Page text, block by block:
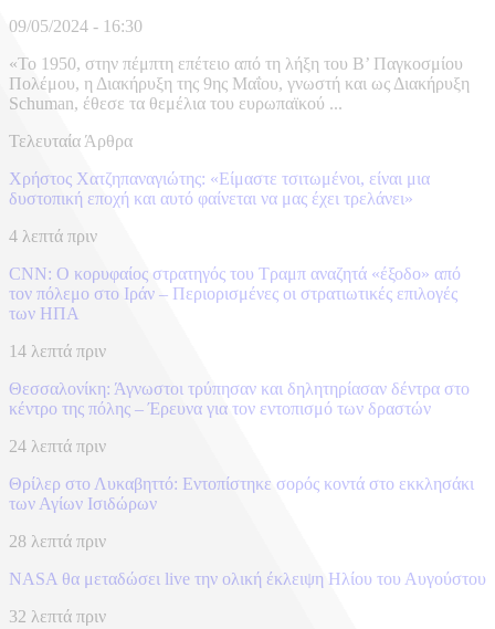
09/05/2024 - 16:30
«Το 1950, στην πέμπτη επέτειο από τη λήξη του Β’ Παγκοσμίου
Πολέμου, η Διακήρυξη της 9ης Μαΐου, γνωστή και ως Διακήρυξη
Schuman, έθεσε τα θεμέλια του ευρωπαϊκού ...
Τελευταία Άρθρα
Χρήστος Χατζηπαναγιώτης: «Είμαστε τσιτωμένοι, είναι μια
δυστοπική εποχή και αυτό φαίνεται να μας έχει τρελάνει»
4 λεπτά πριν
CNN: Ο κορυφαίος στρατηγός του Τραμπ αναζητά «έξοδο» από
τον πόλεμο στο Ιράν – Περιορισμένες οι στρατιωτικές επιλογές
των ΗΠΑ
14 λεπτά πριν
Θεσσαλονίκη: Άγνωστοι τρύπησαν και δηλητηρίασαν δέντρα στο
κέντρο της πόλης – Έρευνα για τον εντοπισμό των δραστών
24 λεπτά πριν
Θρίλερ στο Λυκαβηττό: Εντοπίστηκε σορός κοντά στο εκκλησάκι
των Αγίων Ισιδώρων
28 λεπτά πριν
NASA θα μεταδώσει live την ολική έκλειψη Ηλίου του Αυγούστου
32 λεπτά πριν